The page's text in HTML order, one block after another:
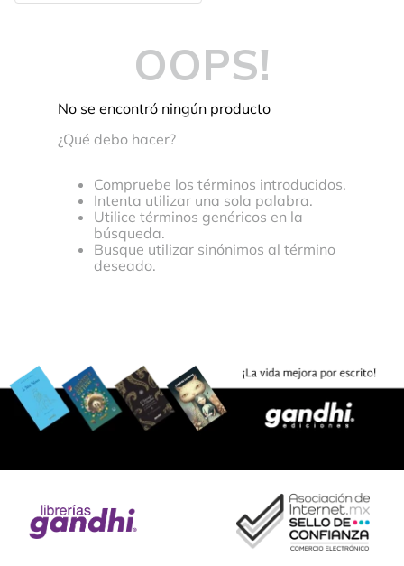
OOPS!
No se encontró ningún producto
¿Qué debo hacer?
Compruebe los términos introducidos.
Intenta utilizar una sola palabra.
Utilice términos genéricos en la
búsqueda.
Busque utilizar sinónimos al término
deseado.